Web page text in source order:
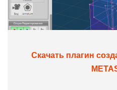
Скачать плагин